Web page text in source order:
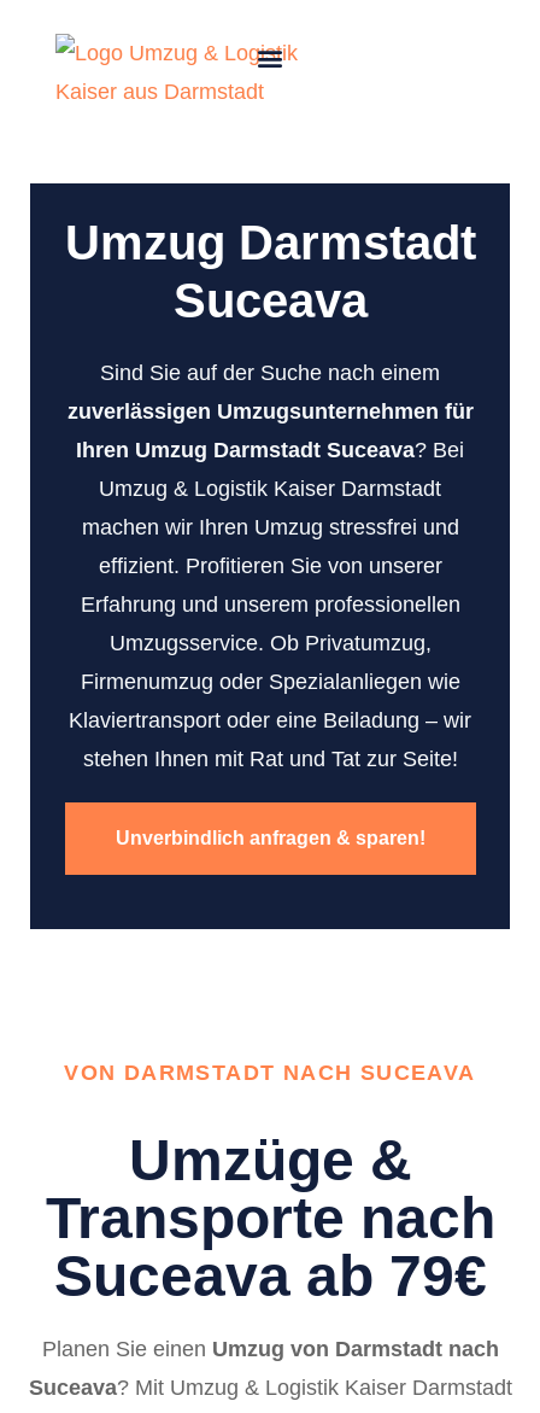
Umzug Darmstadt
Suceava
Sind Sie auf der Suche nach einem
zuverlässigen Umzugsunternehmen für
Ihren Umzug Darmstadt Suceava? Bei
Umzug & Logistik Kaiser Darmstadt
machen wir Ihren Umzug stressfrei und
effizient. Profitieren Sie von unserer
Erfahrung und unserem professionellen
Umzugsservice. Ob Privatumzug,
Firmenumzug oder Spezialanliegen wie
Klaviertransport oder eine Beiladung – wir
stehen Ihnen mit Rat und Tat zur Seite!
Unverbindlich anfragen & sparen!
VON DARMSTADT NACH SUCEAVA
Umzüge &
Transporte nach
Suceava ab 79€
Planen Sie einen Umzug von Darmstadt nach
Suceava? Mit Umzug & Logistik Kaiser Darmstadt